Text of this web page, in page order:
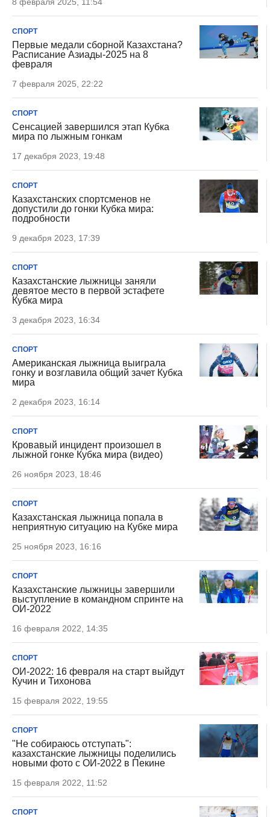
СПОРТ
Первые медали сборной Казахстана?
Расписание Азиады-2025 на 8
февраля
7 февраля 2025, 22:22
СПОРТ
Сенсацией завершился этап Кубка
мира по лыжным гонкам
17 декабря 2023, 19:48
СПОРТ
Казахстанских спортсменов не
допустили до гонки Кубка мира:
подробности
9 декабря 2023, 17:39
СПОРТ
Казахстанские лыжницы заняли
девятое место в первой эстафете
Кубка мира
3 декабря 2023, 16:34
СПОРТ
Американская лыжница выиграла
гонку и возглавила общий зачет Кубка
мира
2 декабря 2023, 16:14
СПОРТ
Кровавый инцидент произошел в
лыжной гонке Кубка мира (видео)
26 ноября 2023, 18:46
СПОРТ
Казахстанская лыжница попала в
неприятную ситуацию на Кубке мира
25 ноября 2023, 16:16
СПОРТ
Казахстанские лыжницы завершили
выступление в командном спринте на
ОИ-2022
16 февраля 2022, 14:35
СПОРТ
ОИ-2022: 16 февраля на старт выйдут
Кучин и Тихонова
15 февраля 2022, 19:55
СПОРТ
"Не собираюсь отступать":
казахстанские лыжницы поделились
новыми фото с ОИ-2022 в Пекине
15 февраля 2022, 11:52
СПОРТ